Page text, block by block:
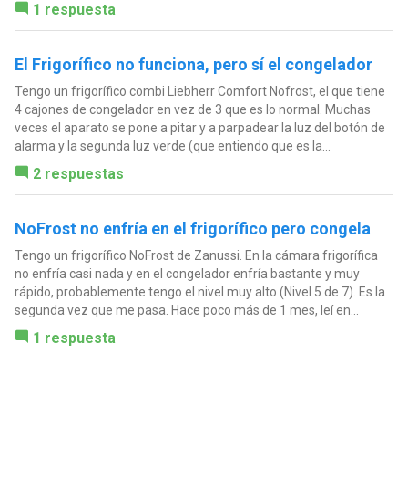
1 respuesta
El Frigorífico no funciona, pero sí el congelador
Tengo un frigorífico combi Liebherr Comfort Nofrost, el que tiene
4 cajones de congelador en vez de 3 que es lo normal. Muchas
veces el aparato se pone a pitar y a parpadear la luz del botón de
alarma y la segunda luz verde (que entiendo que es la...
2 respuestas
NoFrost no enfría en el frigorífico pero congela
Tengo un frigorífico NoFrost de Zanussi. En la cámara frigorífica
no enfría casi nada y en el congelador enfría bastante y muy
rápido, probablemente tengo el nivel muy alto (Nivel 5 de 7). Es la
segunda vez que me pasa. Hace poco más de 1 mes, leí en...
1 respuesta